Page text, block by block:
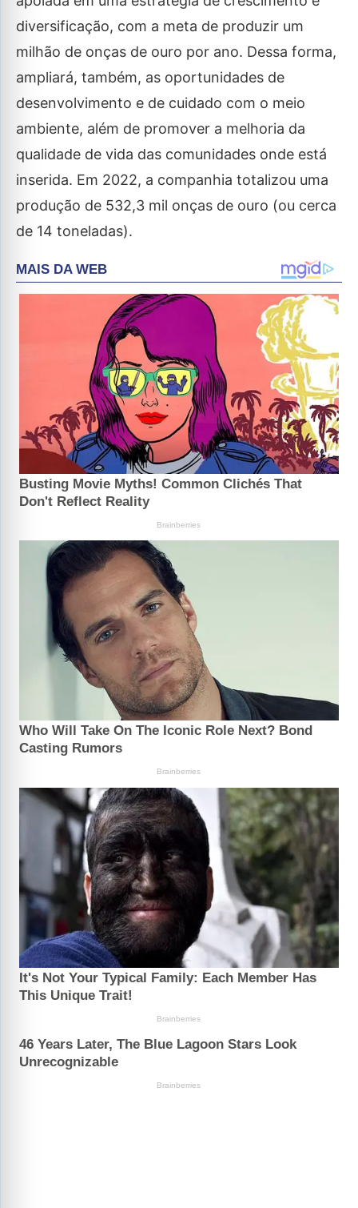
diversificação, com a meta de produzir um
milhão de onças de ouro por ano. Dessa forma,
ampliará, também, as oportunidades de
desenvolvimento e de cuidado com o meio
ambiente, além de promover a melhoria da
qualidade de vida das comunidades onde está
inserida. Em 2022, a companhia totalizou uma
produção de 532,3 mil onças de ouro (ou cerca
de 14 toneladas).